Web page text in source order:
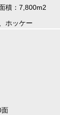
積：7,800m2
ホッケー
面